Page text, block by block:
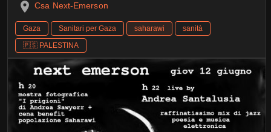
Csa Next-Emerson
Gaza Sanitari per Gaza saharawi
sanità
🇵🇸 PALESTINA